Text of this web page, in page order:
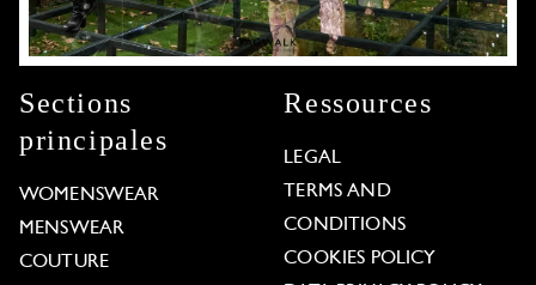
Sections
principales
WOMENSWEAR
MENSWEAR
COUTURE
Ressources
LEGAL
TERMS AND
CONDITIONS
COOKIES POLICY